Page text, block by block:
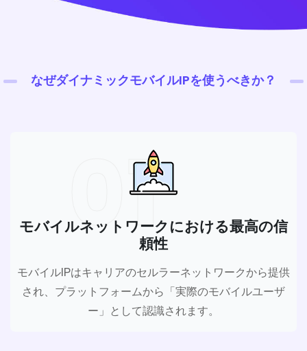
なぜダイナミックモバイルIPを使うべきか？
01
モバイルネットワークにおける最高の信
頼性
モバイルIPはキャリアのセルラーネットワークから提供
され、プラットフォームから「実際のモバイルユーザ
ー」として認識されます。